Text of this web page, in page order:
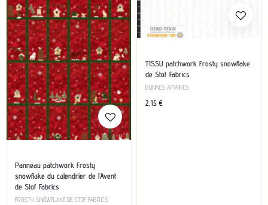
Panneau patchwork Frosty
snowflake du calendrier de l’Avent
de Stof Fabrics
FROSTY SNOWFLAKE DE STOF FABRICS
TISSU patchwork Frosty snowflake
de Stof Fabrics
BONNES AFFAIRES
2,15 €